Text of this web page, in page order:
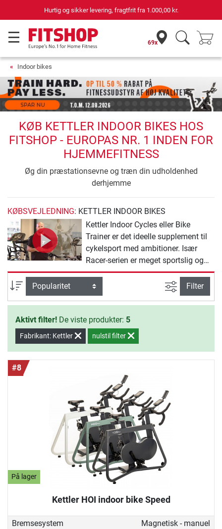
Hurtig og sikker levering, fragtfrit fra 1.000,00 kr.
69x
Indoor bikes
KØB KETTLER INDOOR BIKES HOS
FITSHOP - EUROPAS NR. 1 INDEN FOR
HJEMMEFITNESS
Øg din præstationsevne og træn din udholdenhed
derhjemme
KØBSVEJLEDNING: KETTLER INDOOR BIKES
Kettler Indoor Cycles eller Bike
Trainer er det ideelle supplement til
cykelsport med ambitioner. Især
Racer-serien er meget sportslig og
kan med diverse
indstillingsmuligheder på styret og
sadlen indstilles særligt individuelt.
Kettler-Tour-serien er ligeledes
sportslig, men den mere oprette
siddeposition giver en komfortabel
kørefølelse og aflaster ryggen.
sortering Avanceret
Filter
Aktivt filter! De viste produkter: 5
Fabrikant: Kettler nulstil filter
#8
På lager
Kettler HOI indoor bike Speed
Bremsesystem
Magnetisk - manuel